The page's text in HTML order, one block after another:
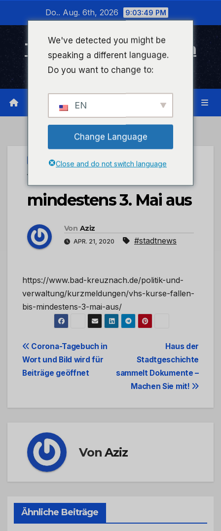
wechseln
Do.. Aug. 6th, 2026 9:03:49 PM
Timeline Bad Kreuznach
Infonetzwerk für Bad Kreuznach
STADTKREUZNACH
VHS-Kurse fallen bis
mindestens 3. Mai aus
Von Aziz
APR. 21, 2020 #stadtnews
https://www.bad-kreuznach.de/politik-und-
verwaltung/kurzmeldungen/vhs-kurse-fallen-
bis-mindestens-3-mai-aus/
Beitrags-
Navigation
Haus der
Stadtgeschichte
sammelt Dokumente –
Machen Sie mit!
Corona-Tagebuch in
Wort und Bild wird für
Beiträge geöffnet
VonAziz
Ähnliche Beiträge
We've detected you might be
speaking a different language.
Do you want to change to:
EN
Change Language
Close and do not switch language